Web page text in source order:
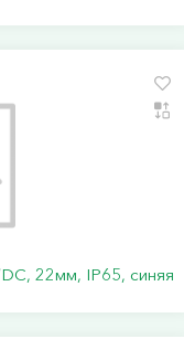
22мм, IP65, синяя